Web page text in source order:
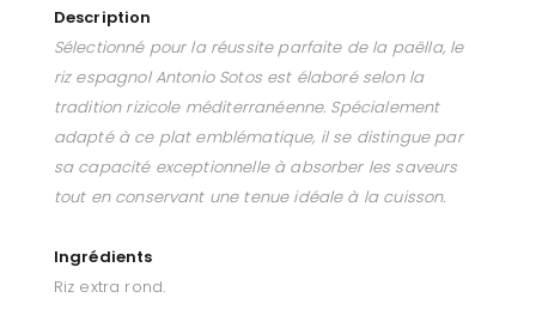
Description
Sélectionné pour la réussite parfaite de la paëlla, le
riz espagnol Antonio Sotos est élaboré selon la
tradition rizicole méditerranéenne. Spécialement
adapté à ce plat emblématique, il se distingue par
sa capacité exceptionnelle à absorber les saveurs
tout en conservant une tenue idéale à la cuisson.
Ingrédients
Riz extra rond.